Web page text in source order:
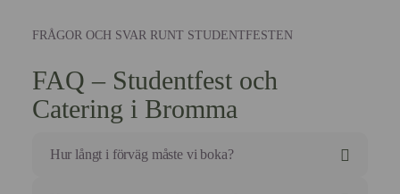
FRÅGOR OCH SVAR RUNT STUDENTFESTEN
FAQ – Studentfest och
Catering i Bromma
Hur långt i förväg måste vi boka?